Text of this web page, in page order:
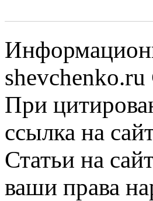
При
ссылка на
Статьи на
ваши права